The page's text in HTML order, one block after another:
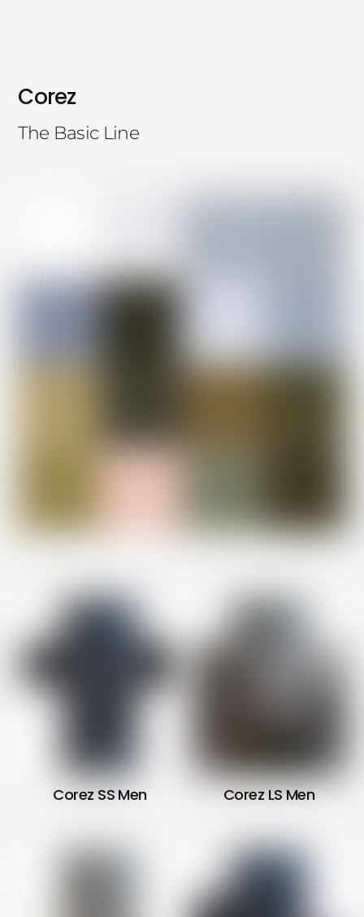
Corez
The Basic Line
Corez SS Men CorezLS Men